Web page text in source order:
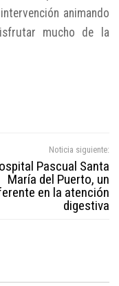
animando
mucho de la
Noticia siguiente:
Pascual Santa
María del Puerto, un
en la atención
digestiva